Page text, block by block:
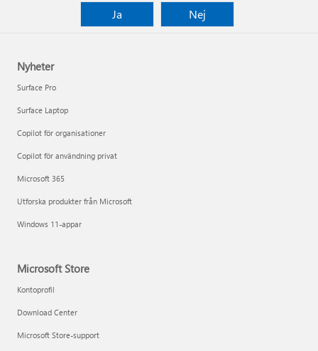
Ja
Nej
Nyheter
Surface Pro
Surface Laptop
Copilot för organisationer
Copilot för användning privat
Microsoft 365
Utforska produkter från Microsoft
Windows 11-appar
Microsoft Store
Kontoprofil
Download Center
Microsoft Store-support